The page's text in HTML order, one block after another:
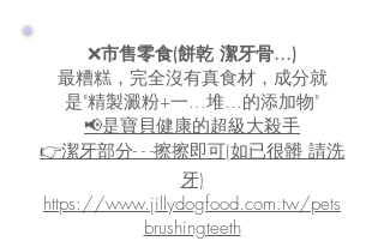
❌市售零食(餅乾 潔牙骨...)
最糟糕，完全沒有真食材， 成分就
是"精製澱粉+一...堆...的添加物"
📢是寶貝健康的超級大殺手
👉潔牙部分- - -擦擦即可(如已很髒 請洗
牙)
https://www.jillydogfood.com.tw/pets
brushingteeth